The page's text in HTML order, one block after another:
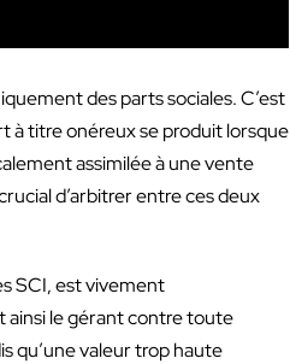
des parts sociales. C’est
à titre onéreux se produit lorsque
assimilée à une vente
d’arbitrer entre ces deux
SCI, est vivement
ainsi le gérant contre toute
qu’une valeur trop haute